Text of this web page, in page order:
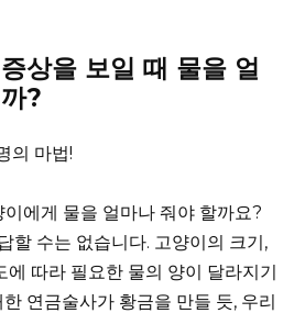
상을 보일 때 물을 얼
?
의 마법!
에게 물을 얼마나 줘야 할까요?
할 수는 없습니다. 고양이의 크기,
에 따라 필요한 물의 양이 달라지기
연금술사가 황금을 만들 듯, 우리